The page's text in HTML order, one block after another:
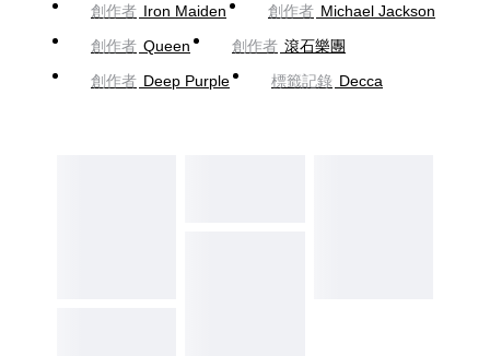
創作者 Iron Maiden 創作者 Michael Jackson
創作者 Queen 創作者 滾石樂團
創作者 Deep Purple 標籤記錄 Decca